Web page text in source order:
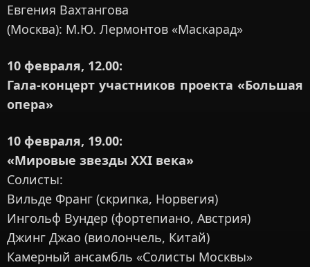
Евгения Вахтангова
(Москва): М.Ю. Лермонтов «Маскарад»
10 февраля, 12.00:
Гала-концерт участников проекта «Большая
опера»
10 февраля, 19.00:
«Мировые звезды XXI века»
Солисты:
Вильде Франг (скрипка, Норвегия)
Ингольф Вундер (фортепиано, Австрия)
Джинг Джао (виолончель, Китай)
Камерный ансамбль «Солисты Москвы»